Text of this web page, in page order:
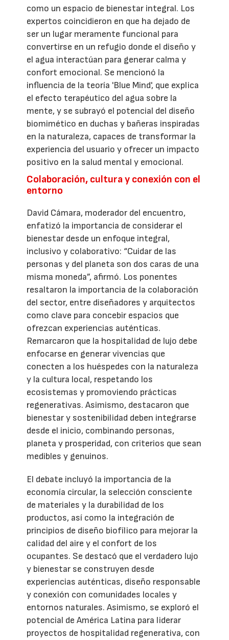
como un espacio de bienestar integral. Los
expertos coincidieron en que ha dejado de
ser un lugar meramente funcional para
convertirse en un refugio donde el diseño y
el agua interactúan para generar calma y
confort emocional. Se mencionó la
influencia de la teoría 'Blue Mind', que explica
el efecto terapéutico del agua sobre la
mente, y se subrayó el potencial del diseño
biomimético en duchas y bañeras inspiradas
en la naturaleza, capaces de transformar la
experiencia del usuario y ofrecer un impacto
positivo en la salud mental y emocional.
Colaboración, cultura y conexión con el
entorno
David Cámara, moderador del encuentro,
enfatizó la importancia de considerar el
bienestar desde un enfoque integral,
inclusivo y colaborativo: “Cuidar de las
personas y del planeta son dos caras de una
misma moneda”, afirmó. Los ponentes
resaltaron la importancia de la colaboración
del sector, entre diseñadores y arquitectos
como clave para concebir espacios que
ofrezcan experiencias auténticas.
Remarcaron que la hospitalidad de lujo debe
enfocarse en generar vivencias que
conecten a los huéspedes con la naturaleza
y la cultura local, respetando los
ecosistemas y promoviendo prácticas
regenerativas. Asimismo, destacaron que
bienestar y sostenibilidad deben integrarse
desde el inicio, combinando personas,
planeta y prosperidad, con criterios que sean
medibles y genuinos.
El debate incluyó la importancia de la
economía circular, la selección consciente
de materiales y la durabilidad de los
productos, así como la integración de
principios de diseño biofílico para mejorar la
calidad del aire y el confort de los
ocupantes. Se destacó que el verdadero lujo
y bienestar se construyen desde
experiencias auténticas, diseño responsable
y conexión con comunidades locales y
entornos naturales. Asimismo, se exploró el
potencial de América Latina para liderar
proyectos de hospitalidad regenerativa, con